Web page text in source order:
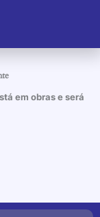
em obras e será